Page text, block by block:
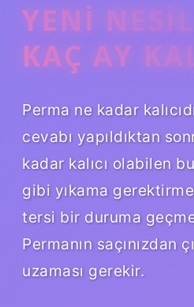
YENI
KAÇ AY
Perma ne kadar
cevabı yapıldıktan
kadar kalıcı olabilen
gibi yıkama
tersi bir duruma
Permanın saçınızdan
uzaması gerekir.